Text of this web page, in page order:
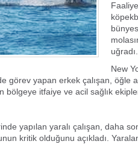
uğradı.
New
görev yapan erkek çalışan, öğle
bölgeye itfaiye ve acil sağlık
yapılan yaralı çalışan, daha
kritik olduğunu açıkladı.